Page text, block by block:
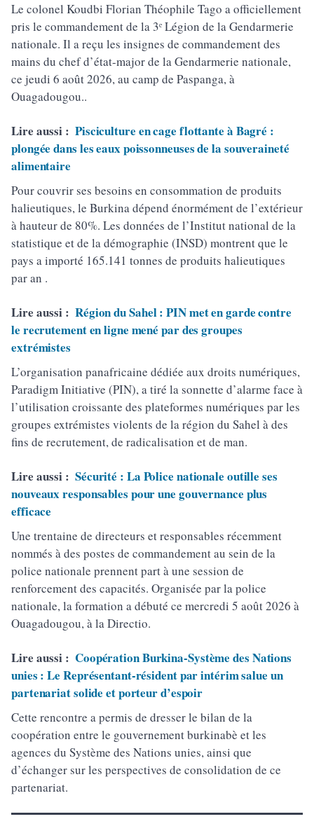
Le colonel Koudbi Florian Théophile Tago a officiellement
pris le commandement de la 3ᵉ Légion de la Gendarmerie
nationale. Il a reçu les insignes de commandement des
mains du chef d’état-major de la Gendarmerie nationale,
ce jeudi 6 août 2026, au camp de Paspanga, à
Ouagadougou..
Lire aussi : Pisciculture en cage flottante à Bagré :
plongée dans les eaux poissonneuses de la souveraineté
alimentaire
Pour couvrir ses besoins en consommation de produits
halieutiques, le Burkina dépend énormément de l’extérieur
à hauteur de 80%. Les données de l’Institut national de la
statistique et de la démographie (INSD) montrent que le
pays a importé 165.141 tonnes de produits halieutiques
par an .
Lire aussi : Région du Sahel : PIN met en garde contre
le recrutement en ligne mené par des groupes
extrémistes
L’organisation panafricaine dédiée aux droits numériques,
Paradigm Initiative (PIN), a tiré la sonnette d’alarme face à
l’utilisation croissante des plateformes numériques par les
groupes extrémistes violents de la région du Sahel à des
fins de recrutement, de radicalisation et de man.
Lire aussi : Sécurité : La Police nationale outille ses
nouveaux responsables pour une gouvernance plus
efficace
Une trentaine de directeurs et responsables récemment
nommés à des postes de commandement au sein de la
police nationale prennent part à une session de
renforcement des capacités. Organisée par la police
nationale, la formation a débuté ce mercredi 5 août 2026 à
Ouagadougou, à la Directio.
Lire aussi : Coopération Burkina-Système des Nations
unies : Le Représentant-résident par intérim salue un
partenariat solide et porteur d’espoir
Cette rencontre a permis de dresser le bilan de la
coopération entre le gouvernement burkinabè et les
agences du Système des Nations unies, ainsi que
d’échanger sur les perspectives de consolidation de ce
partenariat.